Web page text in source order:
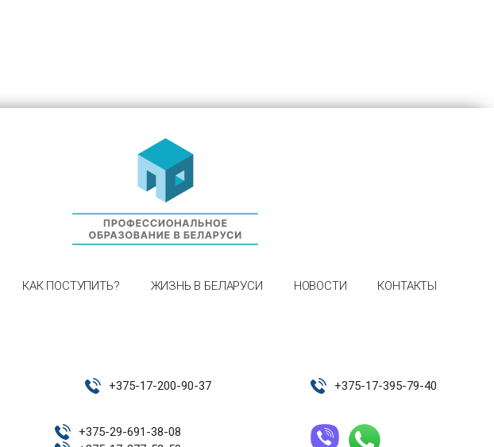
КАК ПОСТУПИТЬ? ЖИЗНЬ В БЕЛАРУСИ НОВОСТИ КОНТАКТЫ
+375-17-200-90-37 +375-17-395-79-40
+375-29-691-38-08